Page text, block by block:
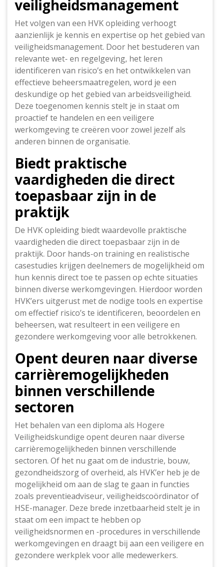
veiligheidsmanagement
Het volgen van een HVK opleiding verhoogt
aanzienlijk je kennis en expertise op het gebied van
veiligheidsmanagement. Door het bestuderen van
relevante wet- en regelgeving, het leren
identificeren van risico’s en het ontwikkelen van
effectieve beheersmaatregelen, word je een
deskundige op het gebied van arbeidsveiligheid.
Deze toegenomen kennis stelt je in staat om
proactief te handelen en een veiligere
werkomgeving te creëren voor zowel jezelf als
anderen binnen de organisatie.
Biedt praktische
vaardigheden die direct
toepasbaar zijn in de
praktijk
De HVK opleiding biedt waardevolle praktische
vaardigheden die direct toepasbaar zijn in de
praktijk. Door hands-on training en realistische
casestudies krijgen deelnemers de mogelijkheid om
hun kennis direct toe te passen op echte situaties
binnen diverse werkomgevingen. Hierdoor worden
HVK’ers uitgerust met de nodige tools en expertise
om effectief risico’s te identificeren, beoordelen en
beheersen, wat resulteert in een veiligere en
gezondere werkomgeving voor alle betrokkenen.
Opent deuren naar diverse
carrièremogelijkheden
binnen verschillende
sectoren
Het behalen van een diploma als Hogere
Veiligheidskundige opent deuren naar diverse
carrièremogelijkheden binnen verschillende
sectoren. Of het nu gaat om de industrie, bouw,
gezondheidszorg of overheid, als HVK’er heb je de
mogelijkheid om aan de slag te gaan in functies
zoals preventieadviseur, veiligheidscoördinator of
HSE-manager. Deze brede inzetbaarheid stelt je in
staat om een impact te hebben op
veiligheidsnormen en -procedures in verschillende
werkomgevingen en draagt bij aan een veiligere en
gezondere werkplek voor alle medewerkers.